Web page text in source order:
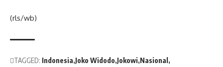
(rls/wb)
TAGGED: Indonesia Joko Widodo Jokowi Nasional